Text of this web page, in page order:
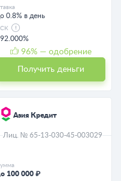
0.8% в день
96% — одобрение
Получить деньги
Азия Кредит
Лиц. № 65-13-030-45-003029
100 000 ₽